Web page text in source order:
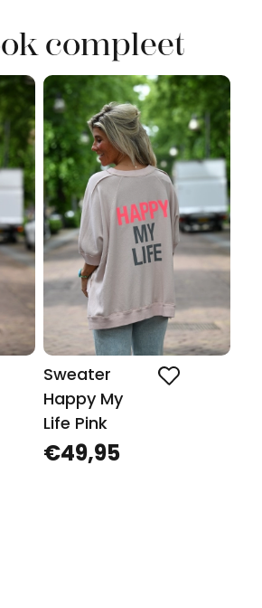
compleet
Sweater
Happy My
Life Pink
€49,95